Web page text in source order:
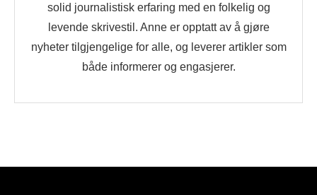
solid journalistisk erfaring med en folkelig og
levende skrivestil. Anne er opptatt av å gjøre
nyheter tilgjengelige for alle, og leverer artikler som
både informerer og engasjerer.